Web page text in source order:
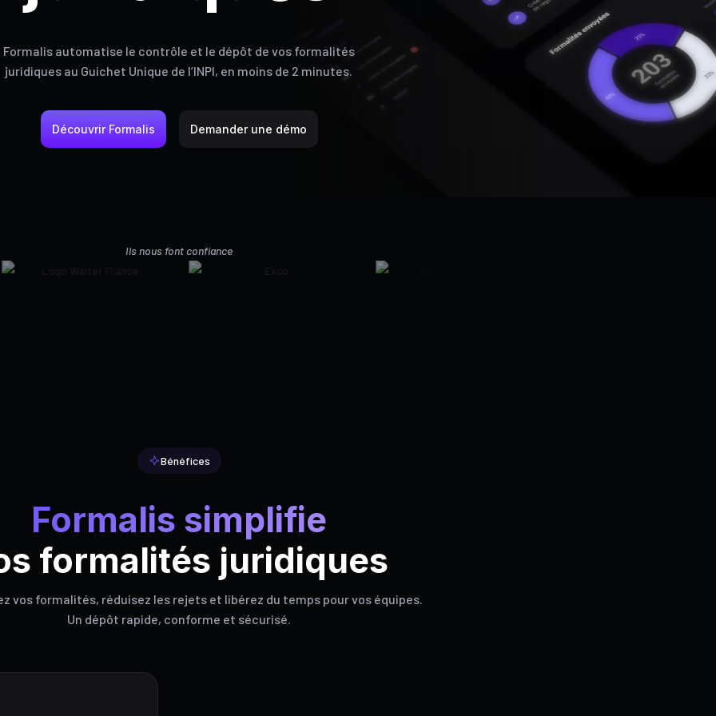
Formalis automatise le contrôle et le dépôt de vos formalités
juridiques au Guichet Unique de l’INPI, en moins de 2 minutes.
Découvrir Formalis Demander une démo
Ils nous font confiance
Bénéfices
Formalis simplifie
formalités juridiques
vos formalités, réduisez les rejets et libérez du temps pour vos équipes.
Un dépôt rapide, conforme et sécurisé.